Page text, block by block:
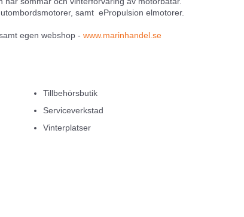
samt ePropulsion elmotorer.
egen webshop - www.marinhandel.se
Tillbehörsbutik
Serviceverkstad
Vinterplatser